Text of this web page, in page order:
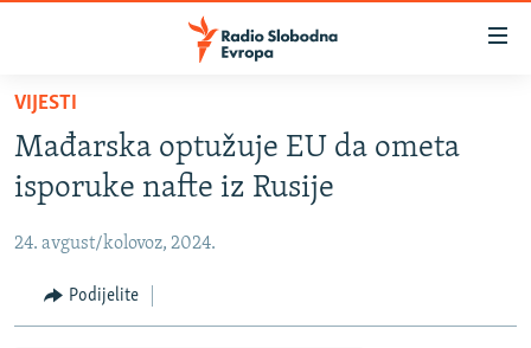
Pređite
glavni
sadržaj
Pređite
na
navigaciju
Pređite
VIJESTI
BOSNA I HERCEGOVINA
SRBIJA
KOSOVO
CRNA GORA
VIJESTI
Mađarska optužuje EU da ometa
isporuke nafte iz Rusije
24. avgust/kolovoz, 2024.
Podijelite